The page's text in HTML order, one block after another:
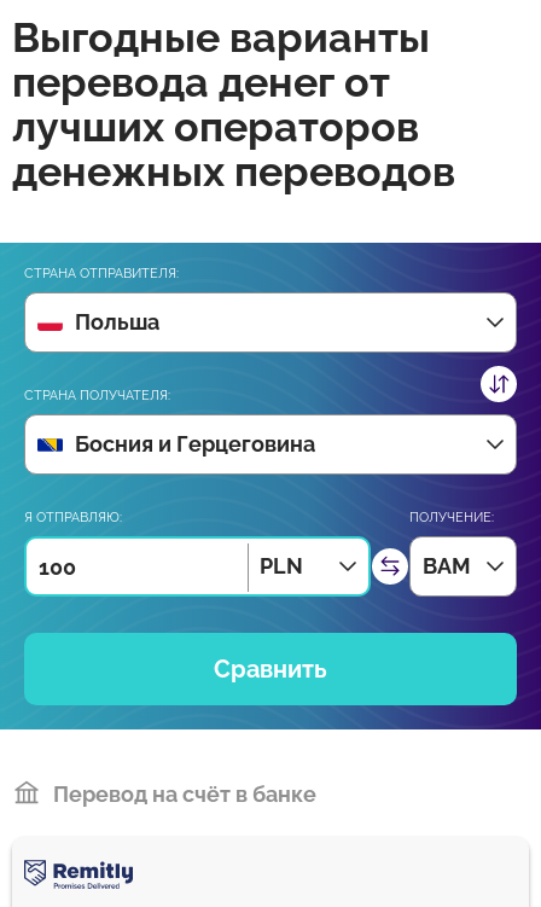
Выгодные варианты
перевода денег от
лучших операторов
денежных переводов
СТРАНА ОТПРАВИТЕЛЯ:
Польша
СТРАНА ПОЛУЧАТЕЛЯ:
Босния и Герцеговина
Я ОТПРАВЛЯЮ:
PLN
ПОЛУЧЕНИЕ:
BAM
Сравнить
Перевод на счёт в банке